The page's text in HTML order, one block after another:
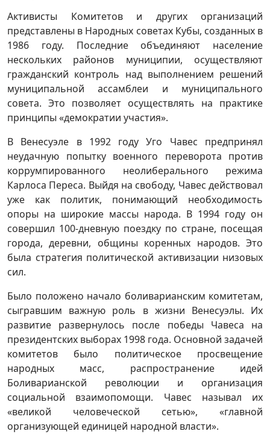
Активисты Комитетов и других организаций
представлены в Народных советах Кубы, созданных в
1986 году. Последние объединяют население
нескольких районов муниципии, осуществляют
гражданский контроль над выполнением решений
муниципальной ассамблеи и муниципального
совета. Это позволяет осуществлять на практике
принципы «демократии участия».
В Венесуэле в 1992 году Уго Чавес предпринял
неудачную попытку военного переворота против
коррумпированного неолиберального режима
Карлоса Переса. Выйдя на свободу, Чавес действовал
уже как политик, понимающий необходимость
опоры на широкие массы народа. В 1994 году он
совершил 100-дневную поездку по стране, посещая
города, деревни, общины коренных народов. Это
была стратегия политической активизации низовых
сил.
Было положено начало боливарианским комитетам,
сыгравшим важную роль в жизни Венесуэлы. Их
развитие развернулось после победы Чавеса на
президентских выборах 1998 года. Основной задачей
комитетов было политическое просвещение
народных масс, распространение идей
Боливарианской революции и организация
социальной взаимопомощи. Чавес называл их
«великой человеческой сетью», «главной
организующей единицей народной власти».